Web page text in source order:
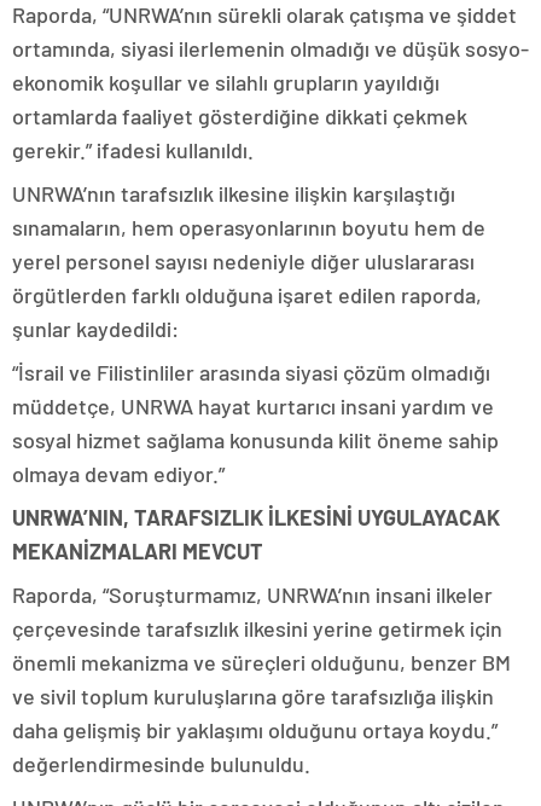
Raporda, “UNRWA’nın sürekli olarak çatışma ve şiddet
ortamında, siyasi ilerlemenin olmadığı ve düşük sosyo-
ekonomik koşullar ve silahlı grupların yayıldığı
ortamlarda faaliyet gösterdiğine dikkati çekmek
gerekir.” ifadesi kullanıldı.
UNRWA’nın tarafsızlık ilkesine ilişkin karşılaştığı
sınamaların, hem operasyonlarının boyutu hem de
yerel personel sayısı nedeniyle diğer uluslararası
örgütlerden farklı olduğuna işaret edilen raporda,
şunlar kaydedildi:
“İsrail ve Filistinliler arasında siyasi çözüm olmadığı
müddetçe, UNRWA hayat kurtarıcı insani yardım ve
sosyal hizmet sağlama konusunda kilit öneme sahip
olmaya devam ediyor.”
UNRWA’NIN, TARAFSIZLIK İLKESİNİ UYGULAYACAK
MEKANİZMALARI MEVCUT
Raporda, “Soruşturmamız, UNRWA’nın insani ilkeler
çerçevesinde tarafsızlık ilkesini yerine getirmek için
önemli mekanizma ve süreçleri olduğunu, benzer BM
ve sivil toplum kuruluşlarına göre tarafsızlığa ilişkin
daha gelişmiş bir yaklaşımı olduğunu ortaya koydu.”
değerlendirmesinde bulunuldu.